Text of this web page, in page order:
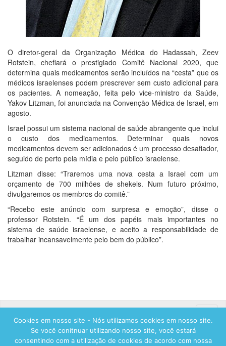
O diretor-geral da Organização Médica do Hadassah, Zeev
Rotstein, chefiará o prestigiado Comitê Nacional 2020, que
determina quais medicamentos serão incluídos na “cesta” que os
médicos israelenses podem prescrever sem custo adicional para
os pacientes. A nomeação, feita pelo vice-ministro da Saúde,
Yakov Litzman, foi anunciada na Convenção Médica de Israel, em
agosto.
Israel possui um sistema nacional de saúde abrangente que inclui
o custo dos medicamentos. Determinar quais novos
medicamentos devem ser adicionados é um processo desafiador,
seguido de perto pela mídia e pelo público israelense.
Litzman disse: “Traremos uma nova cesta a Israel com um
orçamento de 700 milhões de shekels. Num futuro próximo,
divulgaremos os membros do comitê.”
“Recebo este anúncio com surpresa e emoção”, disse o
professor Rotstein. “É um dos papéis mais importantes no
sistema de saúde israelense, e aceito a responsabilidade de
trabalhar incansavelmente pelo bem do público”.
Cookies em nosso site - Nós utilizamos cookies em nosso site.
Se você conitnuar utilizando nosso site, você estará
consentindo com a utilização de cookies de acordo com nossa